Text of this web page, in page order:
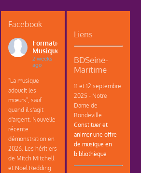
Facebook
Formations
Musique
2 weeks
ago
"La musique
adoucit les
mœurs", sauf
quand il s'agit
d'argent. Nouvelle
récente
démonstration en
2026. Les héritiers
de Mitch Mitchell
et Noel Redding
Liens
BDSeine-
Maritime
11 et 12 septembre
2025 - Notre
Dame de
Bondeville
Constituer et
animer une offre
de musique en
bibliothèque